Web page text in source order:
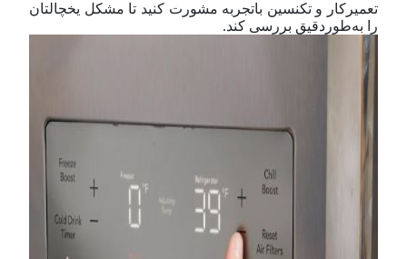
تعمیرکار و تکنسین با‌تجربه مشورت کنید تا مشکل یخچالتان
را به‌طوردقیق بررسی کند.